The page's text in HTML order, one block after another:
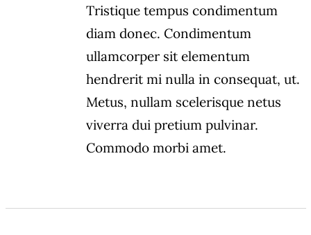
Tristique tempus condimentum
diam donec. Condimentum
ullamcorper sit elementum
hendrerit mi nulla in consequat, ut.
Metus, nullam scelerisque netus
viverra dui pretium pulvinar.
Commodo morbi amet.